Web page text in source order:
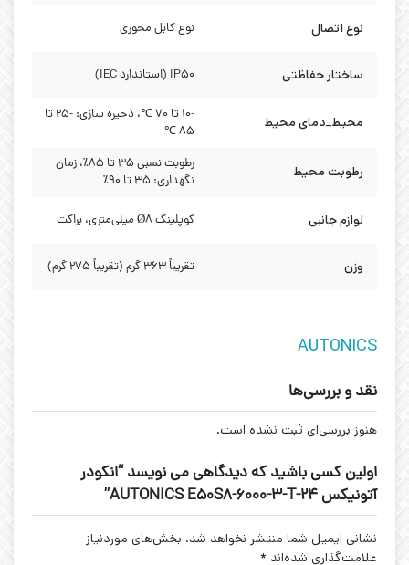
نوع اتصال نوع کابل محوری
ساختار حفاظتی IP50 (استاندارد IEC)
محیط_دمای محیط
-10 تا 70 ℃، ذخیره سازی: -25 تا
85 ℃
رطوبت محیط
رطوبت نسبی ۳۵ تا ۸۵٪، زمان
نگهداری: ۳۵ تا ۹۰٪
لوازم جانبی کوپلینگ Ø8 میلی‌متری، براکت
وزن تقریباً ۳۶۳ گرم (تقریباً ۲۷۵ گرم)
AUTONICS
نقد و بررسی‌ها
هنوز بررسی‌ای ثبت نشده است.
اولین کسی باشید که دیدگاهی می نویسد “انکودر
آتونیکس AUTONICS E50S8-6000-3-T-24”
نشانی ایمیل شما منتشر نخواهد شد. بخش‌های موردنیاز
علامت‌گذاری شده‌اند *